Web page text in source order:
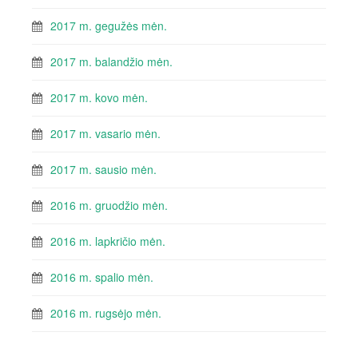
2017 m. gegužės mėn.
2017 m. balandžio mėn.
2017 m. kovo mėn.
2017 m. vasario mėn.
2017 m. sausio mėn.
2016 m. gruodžio mėn.
2016 m. lapkričio mėn.
2016 m. spalio mėn.
2016 m. rugsėjo mėn.